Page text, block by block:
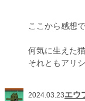
ここから感想
何気に生えた
それともアリ
2024.03.23エウ